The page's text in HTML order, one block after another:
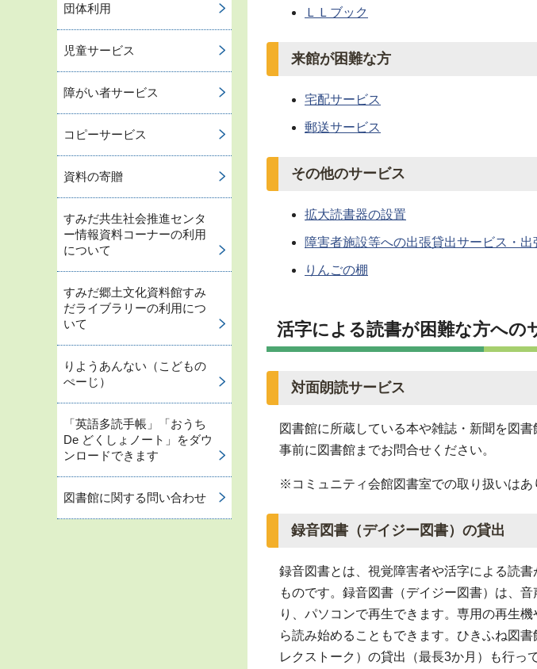
ＬＬブック
来館が困難な方
宅配サービス
郵送サービス
その他のサービス
拡大読書器の設置
障害者施設等への出張貸出サービス・出
りんごの棚
活字による読書が困難な方への
対面朗読サービス
図書館に所蔵している本や雑誌・新聞を図
事前に図書館までお問合せください。
※コミュニティ会館図書室での取り扱いはあ
録音図書（デイジー図書）の貸出
録音図書とは、視覚障害者や活字による読
ものです。録音図書（デイジー図書）は、
り、パソコンで再生できます。専用の再生
ら読み始めることもできます。ひきふね図
レクストーク）の貸出（最長3か月）も行っ
団体利用
児童サービス
障がい者サービス
コピーサービス
資料の寄贈
すみだ共生社会推進センタ
ー情報資料コーナーの利用
について
すみだ郷土文化資料館すみ
だライブラリーの利用につ
いて
りようあんない（こどもの
ぺーじ）
「英語多読手帳」「おうち
De どくしょノート」をダウ
ンロードできます
図書館に関する問い合わせ